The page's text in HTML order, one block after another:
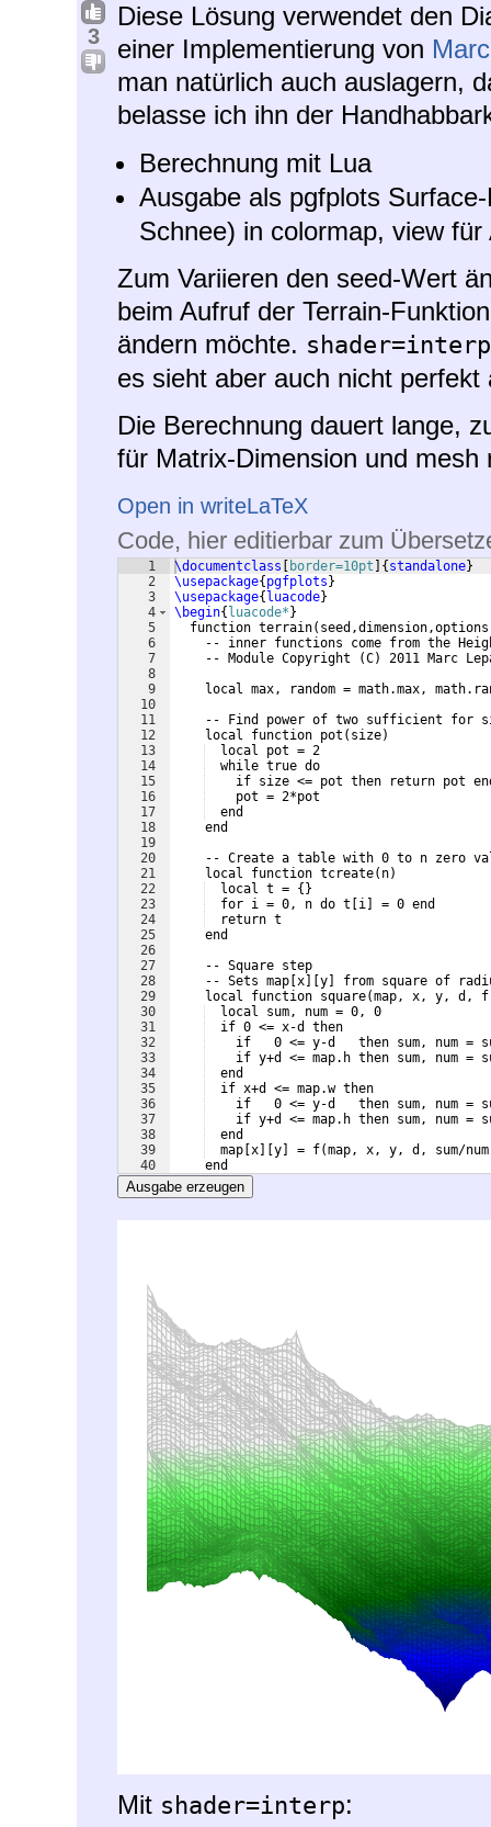
3
Diese Lösung verwendet den
einer Implementierung von
man natürlich auch auslagern,
belasse ich ihn der
Berechnung mit Lua
Ausgabe als pgfplots
Schnee) in colormap, view
Zum Variieren den seed-Wert
beim Aufruf der Terrain-
ändern möchte. shader=interp
es sieht aber auch nicht perfekt
Die Berechnung dauert lange,
für Matrix-Dimension und
Open in writeLaTeX
Code, hier editierbar zum
1
2
3
4
5
6
7
8
9
10
11
12
13
14
15
16
17
18
19
20
21
22
23
24
25
26
27
28
29
30
31
32
33
34
35
36
37
38
39
40
41
\documentclass border=10pt { standalone}
\usepackage{ pgfplots }
\usepackage{ luacode}
\begin{ luacode* }
  function terrain
( seed,dimension,options
-- inner functions come from the
    -- Module Copyright
(C)
2011 Marc
local max, random = math.max,
-- Find power of two sufficient for
    local function pot
( size)
  local pot = 2
  while true do
if size <= pot then return pot
    pot = 2*pot
  end
    end
-- Create a table with 0 to n zero
    local function tcreate
( n)
  local t =
{ }
  for i = 0, n do t
i
= 0 end
  return t
    end
    -- Square step
    -- Sets map
x y
from square of
    local function square
(map, x, y, d, f
  local sum, num = 0, 0
  if 0 <= x-d then
if   0 <= y-d   then sum, num =
if y+d <= map.h then sum, num =
  end
  if x+d <= map.w then
if   0 <= y-d   then sum, num =
if y+d <= map.h then sum, num =
  end
  map
x y = f(map, x, y, d, sum/num
    end
Ausgabe erzeugen
Mit shader=interp: